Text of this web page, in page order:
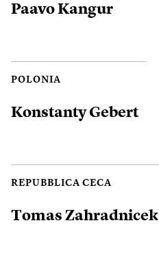
Paavo Kangur
POLONIA
Konstanty Gebert
REPUBBLICA CECA
Tomas Zahradnicek